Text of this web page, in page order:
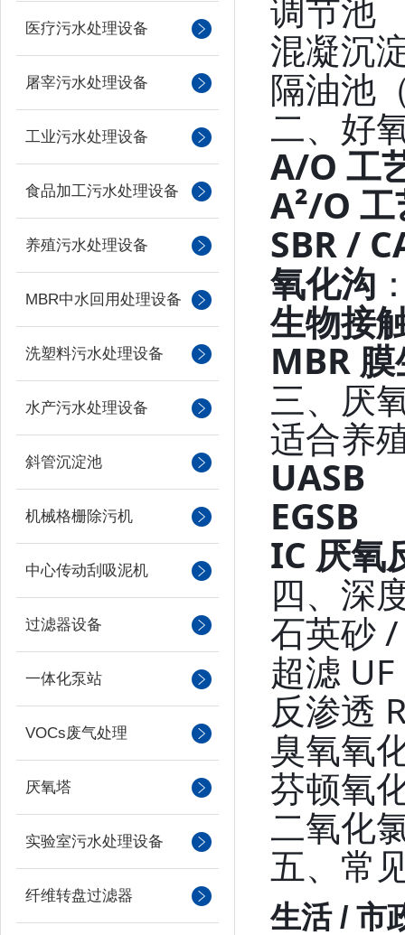
医疗污水处理设备
屠宰污水处理设备
工业污水处理设备
食品加工污水处理设备
养殖污水处理设备
MBR中水回用处理设备
洗塑料污水处理设备
水产污水处理设备
斜管沉淀池
机械格栅除污机
中心传动刮吸泥机
过滤器设备
一体化泵站
VOCs废气处理
厌氧塔
实验室污水处理设备
纤维转盘过滤器
调节池
混凝沉
隔油池
二、好
A/O 工
A²/O 工
SBR /
氧化沟
生物接
MBR
三、厌
适合养
UASB
EGSB
IC 厌氧
四、深
石英砂
超滤 UF
反渗透
臭氧氧
芬顿氧
二氧化
五、常
生活 / 市